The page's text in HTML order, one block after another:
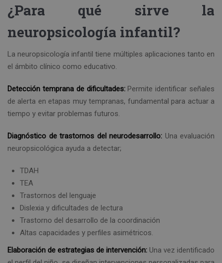
¿Para qué sirve la
neuropsicología infantil?
La neuropsicología infantil tiene múltiples aplicaciones tanto en
el ámbito clínico como educativo.
Detección temprana de dificultades:Permite identificar señales
de alerta en etapas muy tempranas, fundamental para actuar a
tiempo y evitar problemas futuros.
Diagnóstico de trastornos del neurodesarrollo: Una evaluación
neuropsicológica ayuda a detectar;
TDAH
TEA
Trastornos del lenguaje
Dislexia y dificultades de lectura
Trastorno del desarrollo de la coordinación
Altas capacidades y perfiles asimétricos.
Elaboración de estrategias de intervención: Una vez identificado